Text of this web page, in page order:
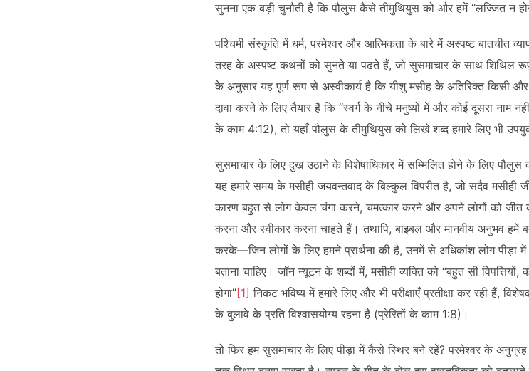
सुनना एक बड़ी चुनौती है कि पौलुस कैसे तीमुथियुस को और हमें “लज्जित न
पश्चिमी संस्कृति में धर्म, परमेश्वर और आत्मिकता के बारे में अस्पष्ट बातचीत
तरह के अस्पष्ट कथनों को सुनते या पढ़ते हैं, जो सुसमाचार के साथ शिथिल
के अनुसार यह पूर्ण रूप से अस्वीकार्य है कि यीशु मसीह के अतिरिक्त किसी और
दावा करने के लिए तैयार हैं कि “स्वर्ग के नीचे मनुष्यों में और कोई दूसरा नाम नहीं
के काम 4:12), तो यहाँ पौलुस के तीमुथियुस को लिखे शब्द हमारे लिए भी
सुसमाचार के लिए दुख उठाने के विशेषाधिकार में सम्मिलित होने के लिए पौलुस
यह हमारे समय के मसीही जयवन्तवाद के बिल्कुल विपरीत है, जो सदैव मसीही
कारण बहुत से लोग केवल चंगा करने, चमत्कार करने और अपने लोगों को जीत
करना और स्वीकार करना चाहते हैं। तथापि, बाइबल और मानवीय अनुभव
करके—जिन लोगों के लिए हमने प्रार्थना की है, उनमें से अधिकांश लोग पीड़ा
बताना चाहिए। जॉन न्यूटन के शब्दों में, मसीही व्यक्ति को “बहुत सी
होगा”[1] निकट भविष्य में हमारे लिए और भी परीक्षाएँ प्रतीक्षा कर रही हैं,
के बुलावे के प्रति विश्वासयोग्य रहना है (प्रेरितों के काम 1:8)।
तो फिर हम सुसमाचार के लिए पीड़ा में कैसे स्थिर बने रहें? परमेश्वर के अनुग्रह